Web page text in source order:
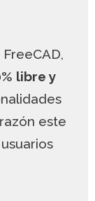
libre y
este